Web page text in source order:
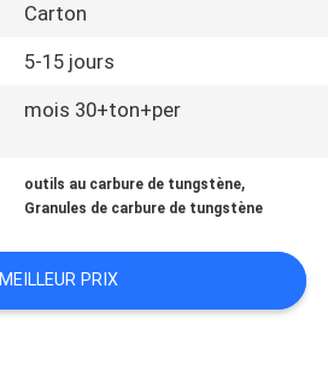
Carton
5-15 jours
mois 30+ton+per
outils au carbure de tungstène,
Granules de carbure de tungstène
MEILLEUR PRIX